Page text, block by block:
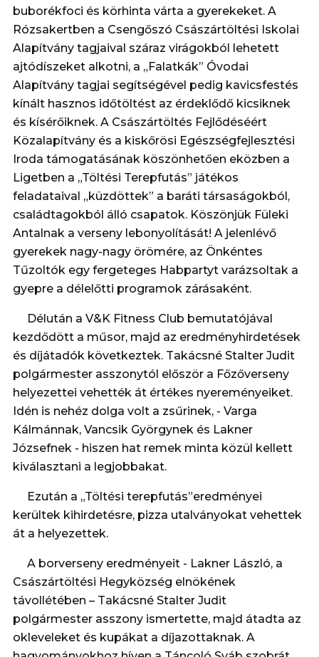
buborékfoci és körhinta várta a gyerekeket. A
Rózsakertben a Csengőszó Császártöltési Iskolai
Alapítvány tagjaival száraz virágokból lehetett
ajtódíszeket alkotni, a „Falatkák” Óvodai
Alapítvány tagjai segítségével pedig kavicsfestés
kínált hasznos időtöltést az érdeklődő kicsiknek
és kísérőiknek. A Császártöltés Fejlődéséért
Közalapítvány és a kiskőrösi Egészségfejlesztési
Iroda támogatásának köszönhetően eközben a
Ligetben a „Töltési Terepfutás” játékos
feladataival „küzdöttek” a baráti társaságokból,
családtagokból álló csapatok. Köszönjük Füleki
Antalnak a verseny lebonyolítását! A jelenlévő
gyerekek nagy-nagy örömére, az Önkéntes
Tűzoltók egy fergeteges Habpartyt varázsoltak a
gyepre a délelőtti programok zárásaként.
Délután a V&K Fitness Club bemutatójával
kezdődött a műsor, majd az eredményhirdetések
és díjátadók következtek. Takácsné Stalter Judit
polgármester asszonytól először a Főzőverseny
helyezettei vehették át értékes nyereményeiket.
Idén is nehéz dolga volt a zsűrinek, - Varga
Kálmánnak, Vancsik Györgynek és Lakner
Józsefnek - hiszen hat remek minta közül kellett
kiválasztani a legjobbakat.
Ezután a „Töltési terepfutás”eredményei
kerültek kihirdetésre, pizza utalványokat vehettek
át a helyezettek.
A borverseny eredményeit - Lakner László, a
Császártöltési Hegyközség elnökének
távollétében – Takácsné Stalter Judit
polgármester asszony ismertette, majd átadta az
okleveleket és kupákat a díjazottaknak. A